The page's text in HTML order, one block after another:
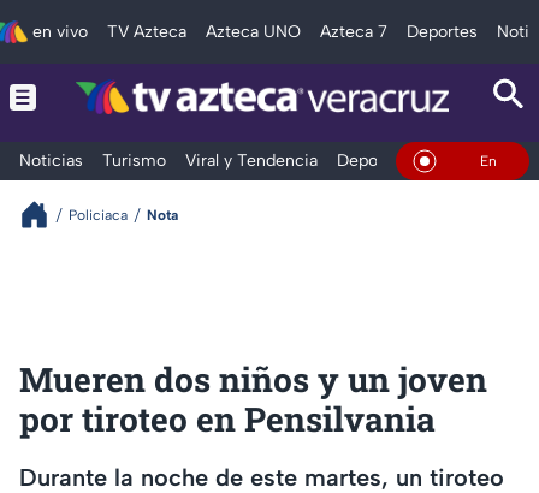
en vivo TV Azteca Azteca UNO Azteca 7 Deportes
Noticias Turismo Viral y Tendencia Deportes Espectáculos
En Vivo
Policiaca Nota
Mueren dos niños y un joven
por tiroteo en Pensilvania
Durante la noche de este martes, un tiroteo